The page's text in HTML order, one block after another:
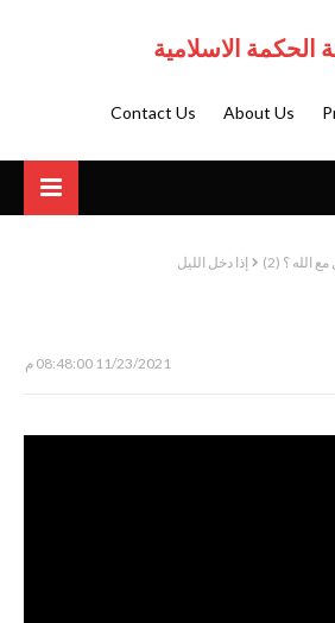
الحكمة الاسلامية
About Us
Contact Us
الله ؟ (2) إذا دخل الليل
11/23/2021 08:48:00 م